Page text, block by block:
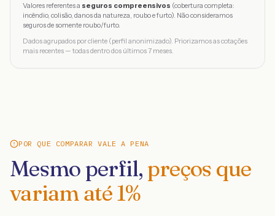
Valores referentes a seguros compreensivos (cobertura completa:
incêndio, colisão, danos da natureza, roubo e furto). Não consideramos
seguros de somente roubo/furto.
Dados agrupados por cliente (perfil anonimizado). Priorizamos as cotações
mais recentes — todas dentro dos últimos 7 meses.
POR QUE COMPARAR VALE A PENA
Mesmo perfil, preços que
variam até1%